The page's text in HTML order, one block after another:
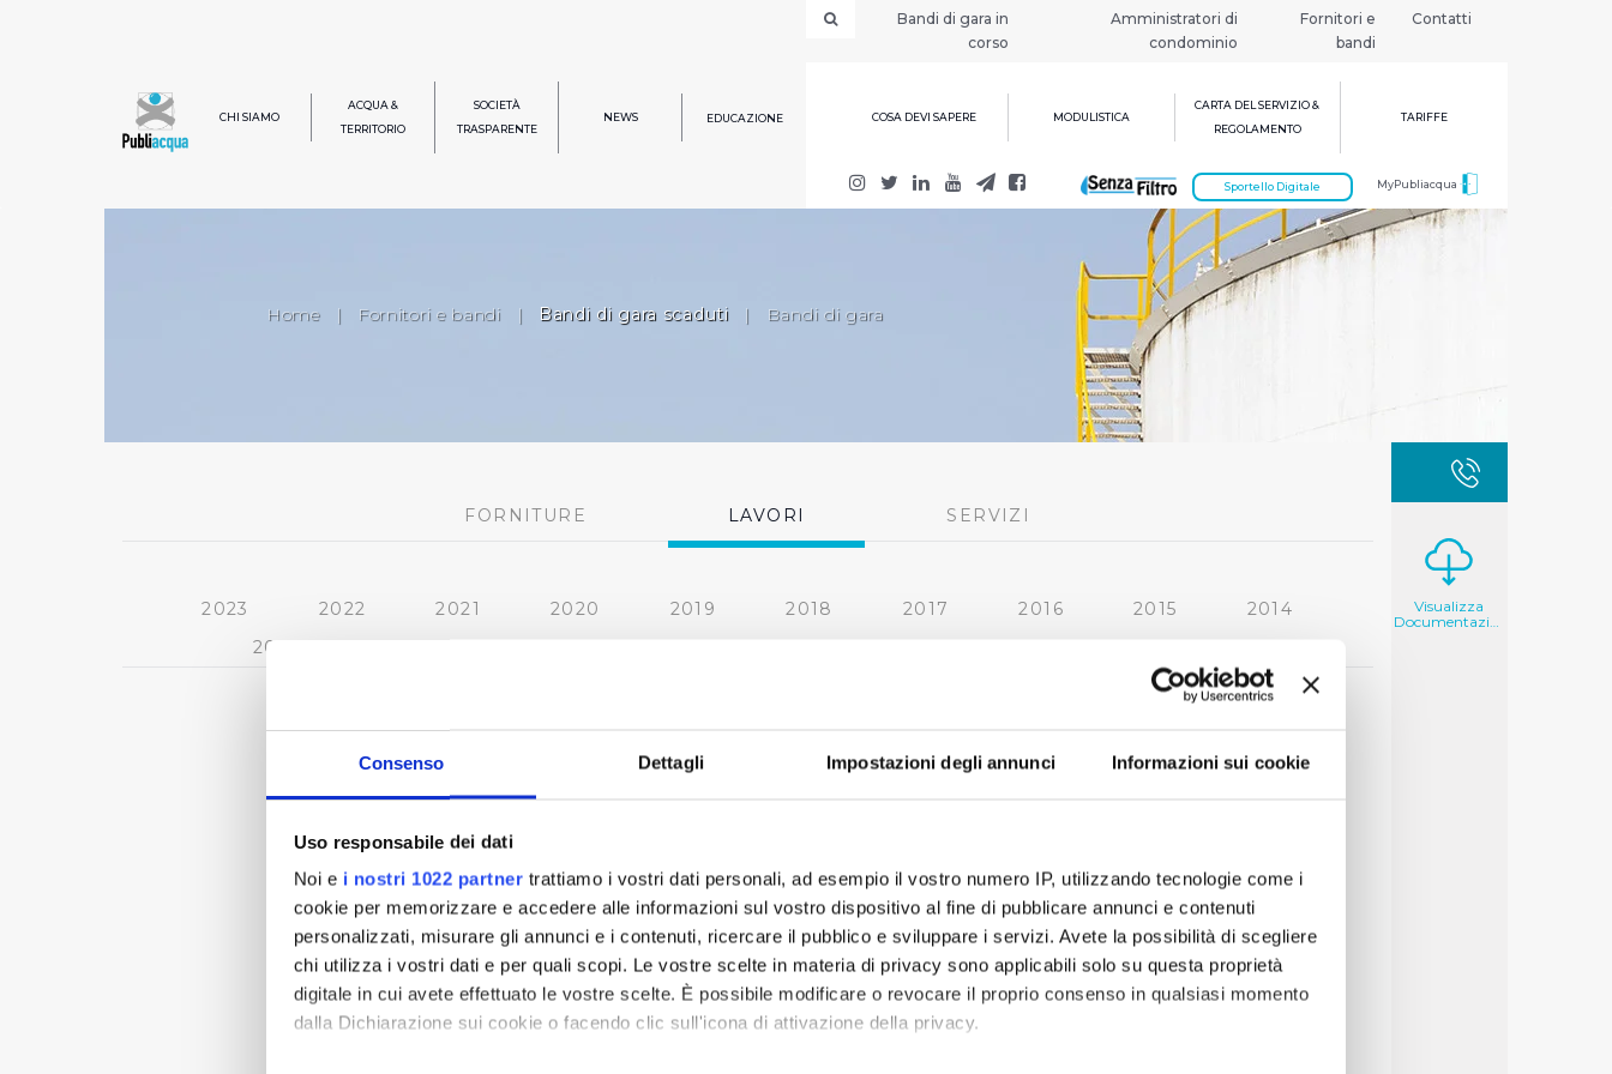
Consenso Dettagli Impostazioni degli annunci Informazioni sui cookie
Uso responsabile dei dati
Noi e i nostri 1022 partner trattiamo i vostri dati personali, ad esempio il vostro numero IP, utilizzando tecnologie come i
cookie per memorizzare e accedere alle informazioni sul vostro dispositivo al fine di pubblicare annunci e contenuti
personalizzati, misurare gli annunci e i contenuti, ricercare il pubblico e sviluppare i servizi. Avete la possibilità di scegliere
chi utilizza i vostri dati e per quali scopi. Le vostre scelte in materia di privacy sono applicabili solo su questa proprietà
digitale in cui avete effettuato le vostre scelte. È possibile modificare o revocare il proprio consenso in qualsiasi momento
dalla Dichiarazione sui cookie o facendo clic sull'icona di attivazione della privacy.
Bandi di gara in
corso
Amministratori di
condominio
Fornitori e
bandi
Contatti
CHI SIAMO
ACQUA &
TERRITORIO
SOCIETÀ
TRASPARENTE
NEWS EDUCAZIONE COSA DEVI SAPERE MODULISTICA
CARTA DEL SERVIZIO &
REGOLAMENTO
TARIFFE
MyPubliacqua
Sportello Digitale
Home | Fornitori e bandi | Bandi di gara scaduti | Bandi di gara
FORNITURE LAVORI SERVIZI
2023 2022 2021 2020 2019 2018 2017 2016 2015
2014
2013
‹ precedente 2 3 4 5
Visualizza
Documentazione